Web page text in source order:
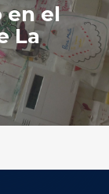
en el
La